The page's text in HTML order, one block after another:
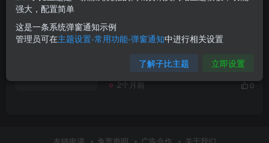
发布 1
世界，您好！
2个月前 0
强大，配置简单
这是一条系统弹窗通知示例
管理员可在主题设置-常用功能-弹窗通知中进行相关设置
了解子比主题 立即设置